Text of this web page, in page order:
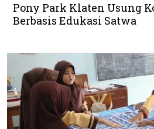
Pony Park Klaten Usung
Berbasis Edukasi Satwa